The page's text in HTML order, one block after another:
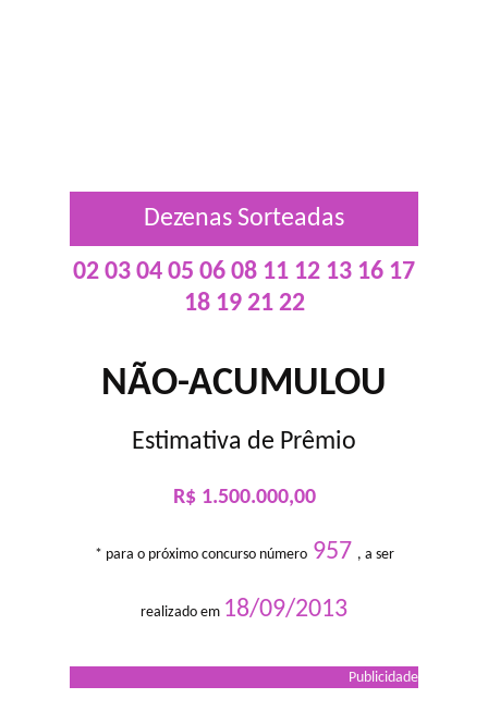
Dezenas Sorteadas
02 03 04 05 06 08 11 12 13 16 17
18 19 21 22
NÃO-ACUMULOU
Estimativa de Prêmio
R$ 1.500.000,00
* para o próximo concurso número957 , a ser
realizado em 18/09/2013
Publicidade